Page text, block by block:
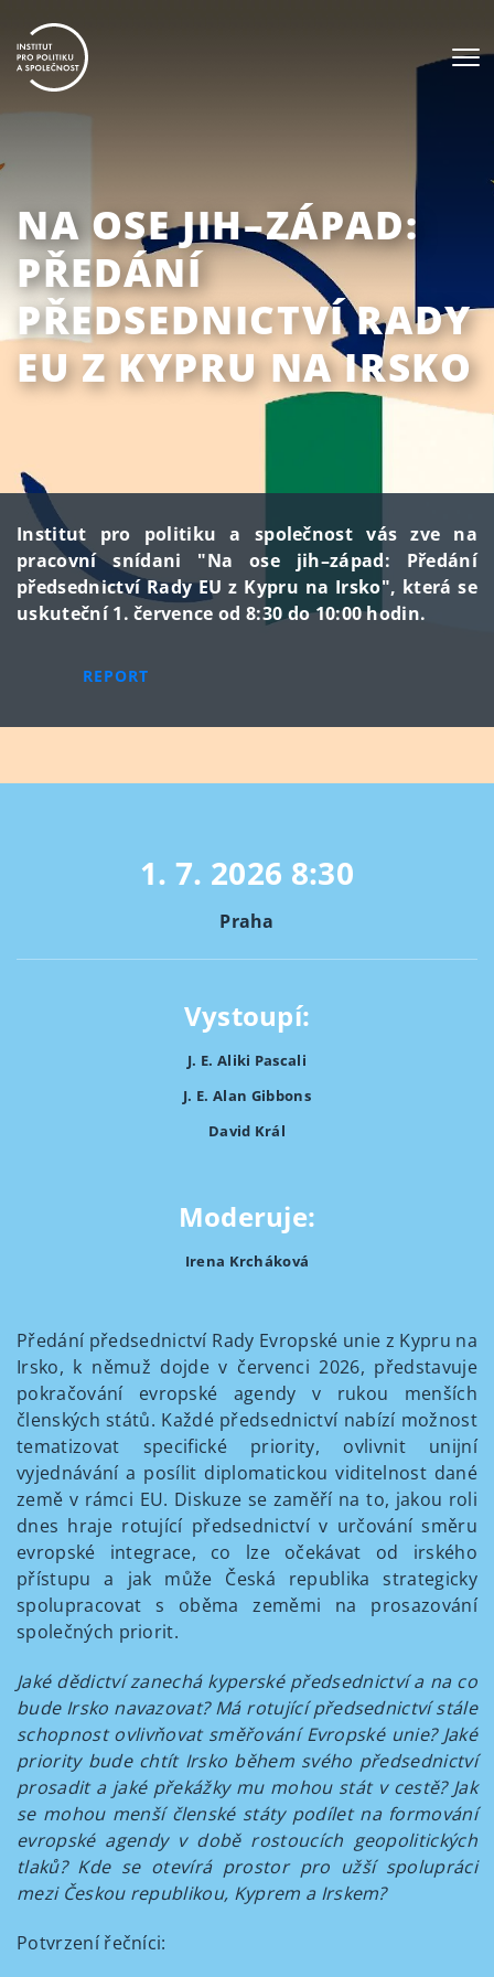
NA OSE JIH–ZÁPAD:
PŘEDÁNÍ
PŘEDSEDNICTVÍ RADY
EU Z KYPRU NA IRSKO
Institut pro politiku a společnost vás zve na
pracovní snídani "Na ose jih–západ: Předání
předsednictví Rady EU z Kypru na Irsko", která se
uskuteční 1. července od 8:30 do 10:00 hodin.
REPORT
1. 7. 2026 8:30
Praha
Vystoupí:
J. E. Aliki Pascali
J. E. Alan Gibbons
David Král
Moderuje:
Irena Krcháková
Předání předsednictví Rady Evropské unie z Kypru na
Irsko, k němuž dojde v červenci 2026, představuje
pokračování evropské agendy v rukou menších
členských států. Každé předsednictví nabízí možnost
tematizovat specifické priority, ovlivnit unijní
vyjednávání a posílit diplomatickou viditelnost dané
země v rámci EU. Diskuze se zaměří na to, jakou roli
dnes hraje rotující předsednictví v určování směru
evropské integrace, co lze očekávat od irského
přístupu a jak může Česká republika strategicky
spolupracovat s oběma zeměmi na prosazování
společných priorit.
Jaké dědictví zanechá kyperské předsednictví a na co
bude Irsko navazovat? Má rotující předsednictví stále
schopnost ovlivňovat směřování Evropské unie? Jaké
priority bude chtít Irsko během svého předsednictví
prosadit a jaké překážky mu mohou stát v cestě? Jak
se mohou menší členské státy podílet na formování
evropské agendy v době rostoucích geopolitických
tlaků? Kde se otevírá prostor pro užší spolupráci
mezi Českou republikou, Kyprem a Irskem?
Potvrzení řečníci: